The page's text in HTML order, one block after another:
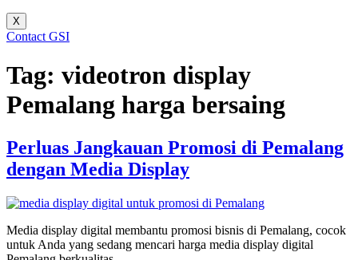
X
Contact GSI
Tag: videotron display
Pemalang harga bersaing
Perluas Jangkauan Promosi di Pemalang
dengan Media Display
Media display digital membantu promosi bisnis di Pemalang, cocok
untuk Anda yang sedang mencari harga media display digital